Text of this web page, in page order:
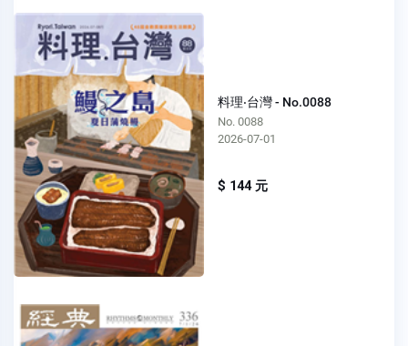
料理‧台灣 - No.0088
No. 0088
2026-07-01
$ 144 元